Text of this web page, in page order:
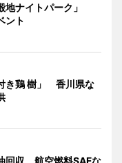
地ナイトパーク」
ント
き鶏 樹」 香川県な
回収 航空燃料SAFな